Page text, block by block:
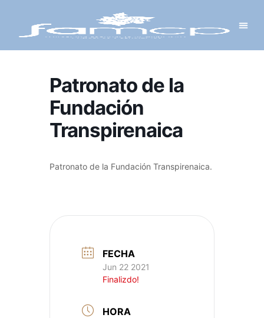
Patronato de la
Fundación
Transpirenaica
Patronato de la Fundación Transpirenaica.
FECHA
Jun 22 2021
Finalizdo!
HORA